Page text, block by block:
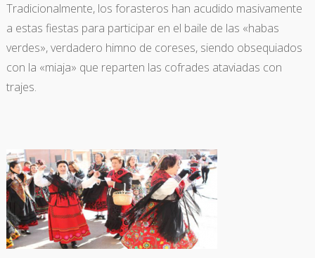
Tradicionalmente, los forasteros han acudido masivamente
a estas fiestas para participar en el baile de las «habas
verdes», verdadero himno de coreses, siendo obsequiados
con la «miaja» que reparten las cofrades ataviadas con
trajes.